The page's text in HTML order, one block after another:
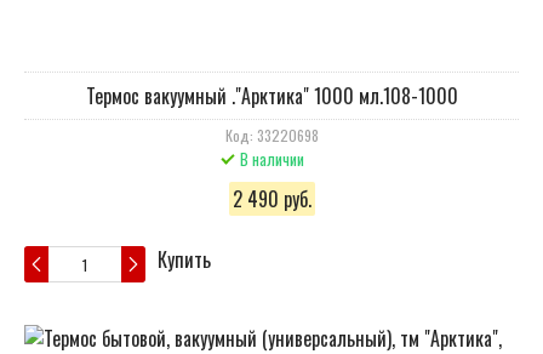
Термос вакуумный ."Арктика" 1000 мл.108-1000
Код: 33220698
В наличии
2 490 руб.
Купить